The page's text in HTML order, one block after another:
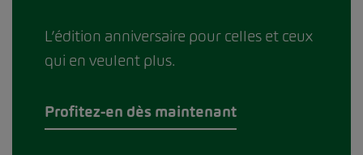
L’édition anniversaire pour celles et ceux
qui en veulent plus.
Profitez-en dès maintenant